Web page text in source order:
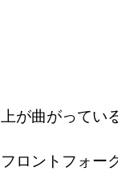
上が曲がってい
フロントフォー